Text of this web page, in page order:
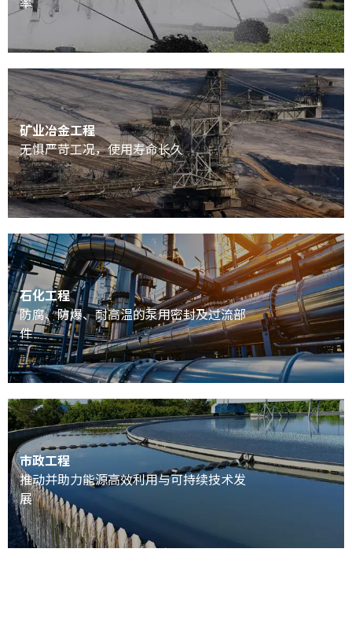
矿业冶金工程
无惧严苛工况，使用寿命长久
石化工程
防腐、防爆、耐高温的泵用密封及过流部
件
市政工程
推动并助力能源高效利用与可持续技术发
展